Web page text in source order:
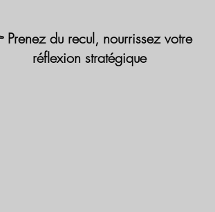
Prenez du recul, nourrissez votre
réflexion stratégique